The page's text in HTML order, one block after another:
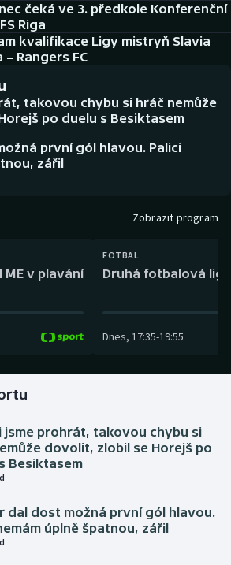
čeká ve 3. předkole Konferenční
Riga
kvalifikace Ligy mistryň Slavia
– Rangers FC
takovou chybu si hráč nemůže
po duelu s Besiktasem
první gól hlavou. Palici
zářil
Zobrazit program
ME v plavání
FOTBAL
Druhá fotbalová
Dnes, 17:35-19:55
jsme prohrát, takovou chybu si
dovolit, zlobil se Horejš po
Besiktasem
dal dost možná první gól hlavou.
úplně špatnou, zářil